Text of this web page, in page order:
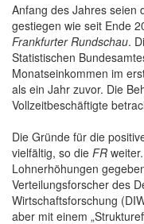
Anfang des Jahres seien
gestiegen wie seit Ende
Frankfurter Rundschau.
Statistischen
Monatseinkommen im
als ein Jahr zuvor. Die
Vollzeitbeschäftigte
Die Gründe für die
vielfältig, so die FR
Lohnerhöhungen
Verteilungsforscher des
Wirtschaftsforschung
aber mit einem